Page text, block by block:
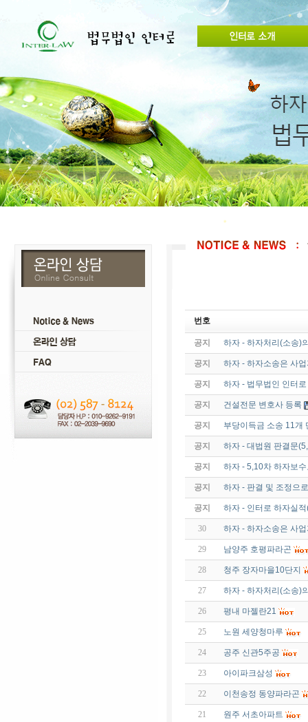
번호
공지 하자 - 하자처리(소송)
공지 하자 - 하자소송은 사
공지 하자 - 법무법인 인터
공지 건설전문 변호사 등록
공지 부당이득금 소송 11
공지 하자 - 대법원 판결문
공지 하자 - 5,10차 하자보
공지 하자 - 판결 및 조정으
공지 하자 - 인터로 하자실
30 하자 - 하자소송은 사
29 남양주 호평파라곤
28 청주 장자마을10단지
27 하자 - 하자처리(소송)
26 평내 마젤란21
25 노원 세양청마루
24 공주 신관5주공
23 아이파크삼성
22 이천송정 동양파라곤
21 원주 서초아파트